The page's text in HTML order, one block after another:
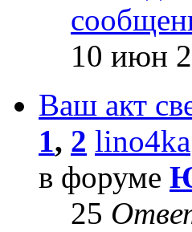
10 июн
Ваш акт
1, 2 lino4ka
в форуме
25